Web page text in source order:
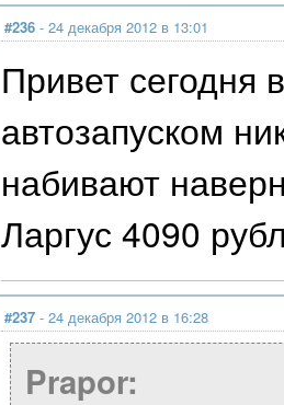
#236 - 24 декабря 2012 в 13:01
Привет сегодня
автозапуском
набивают
Ларгус 4090
#237 - 24 декабря 2012 в 16:28
Prapor: